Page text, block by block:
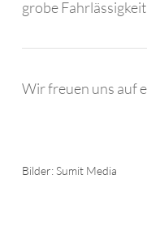
grobe
Wir freuen uns auf
Bilder: Sumit Media